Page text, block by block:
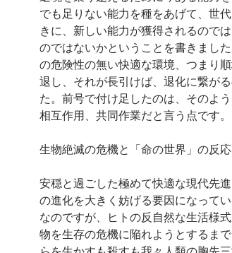
でも足りない能力を種をあげて、世
きに、新しい能力が獲得されるので
のではないかということを書きまし
の危険性の無い快適な環境、つまり
退し、それが長引けば、退化に繋が
た。前号で付け足したのは、そのよ
相互作用、共同作業だと言う点です。
生物絶滅の危機と「命の世界」の反応
安穏と過ごした極めて快適な現代先
の進化を大きく妨げる要因になって
なのですが、ヒトの反自然な生活様
物を生存の危機に陥れようとするま